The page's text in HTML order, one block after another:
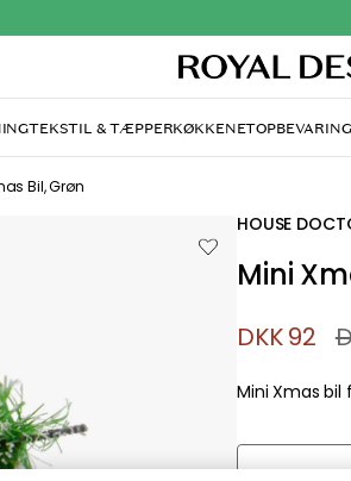
TEKSTIL & TÆPPERKØKKENETOPBEVARING
fandt
fordi, at siden ikke længere findes